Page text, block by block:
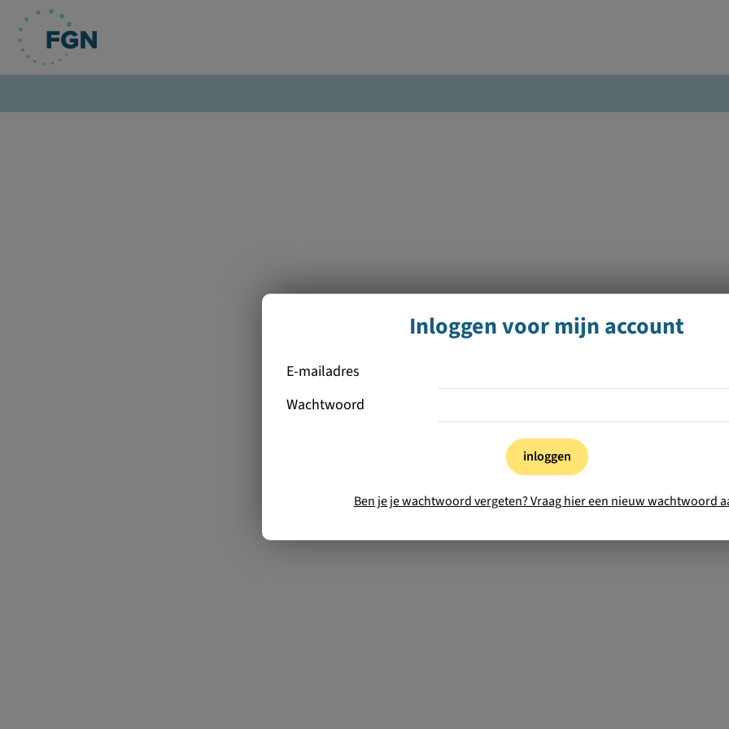
Inloggen voor mijn account
E-mailadres
Wachtwoord
inloggen
Ben je je wachtwoord vergeten? Vraag hier een nieuw wachtwoord